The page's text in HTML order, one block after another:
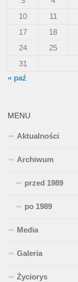
10
11
17
18
24
25
31
« paź
MENU
Aktualności
Archiwum
przed 1989
po 1989
Media
Galeria
Życiorys